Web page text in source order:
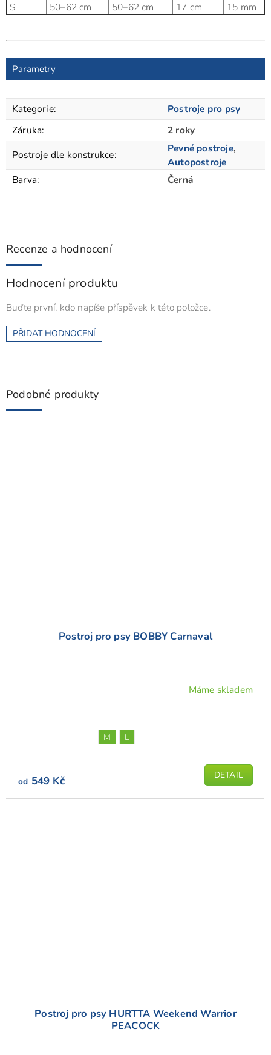
S
50–62 cm 50–62 cm 17 cm 15 mm
Parametry
Kategorie:
Postroje pro psy
Záruka:
2 roky
Postroje dle konstrukce:
Pevné postroje,
Autopostroje
Barva: Černá
Recenze a hodnocení
Hodnocení produktu
Buďte první, kdo napíše příspěvek k této položce.
PŘIDAT HODNOCENÍ
Podobné produkty
Postroj pro psy BOBBY Carnaval
Máme skladem
od 549 Kč DETAIL
M L
Postroj pro psy HURTTA Weekend Warrior
PEACOCK